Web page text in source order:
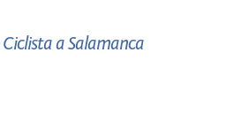
a Salamanca